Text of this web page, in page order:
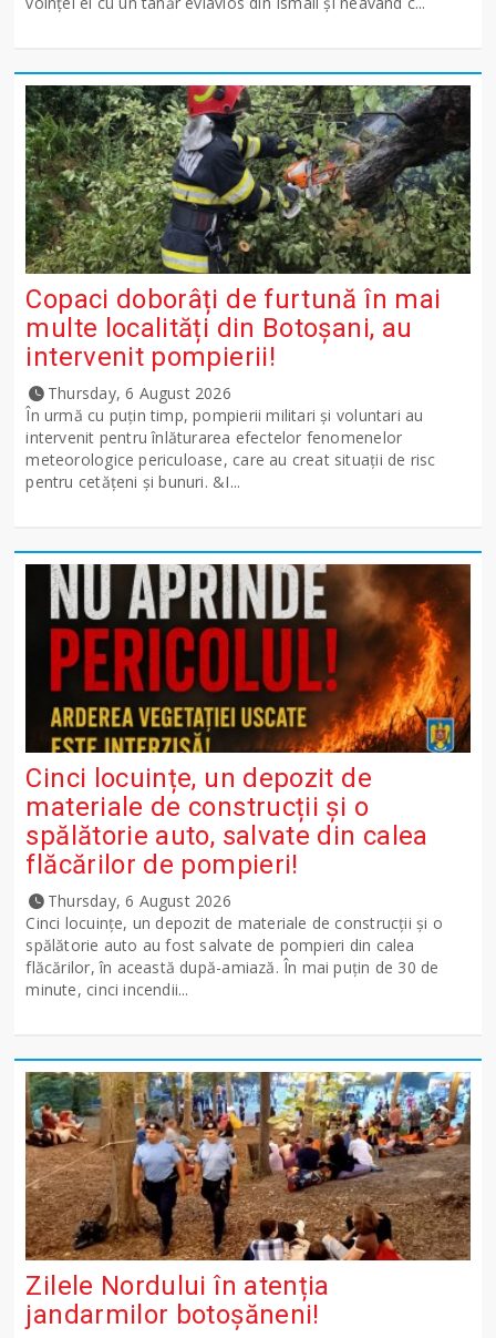
Copaci doborâți de furtună în mai
multe localități din Botoșani, au
intervenit pompierii!
Thursday, 6 August 2026
În urmă cu puțin timp, pompierii militari și voluntari au
intervenit pentru înlăturarea efectelor fenomenelor
meteorologice periculoase, care au creat situații de risc
pentru cetățeni și bunuri. &I...
Cinci locuințe, un depozit de
materiale de construcții și o
spălătorie auto, salvate din calea
flăcărilor de pompieri!
Thursday, 6 August 2026
Cinci locuințe, un depozit de materiale de construcții și o
spălătorie auto au fost salvate de pompieri din calea
flăcărilor, în această după-amiază. În mai puțin de 30 de
minute, cinci incendii...
Zilele Nordului în atenția
jandarmilor botoșăneni!